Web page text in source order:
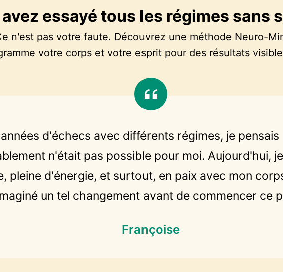
essayé tous les régimes sans
n'est pas votre faute. Découvrez une méthode Neuro-
votre corps et votre esprit pour des résultats
d'échecs avec différents régimes, je
n'était pas possible pour moi. Aujourd'hui,
pleine d'énergie, et surtout, en paix avec mon
un tel changement avant de commencer ce
Françoise